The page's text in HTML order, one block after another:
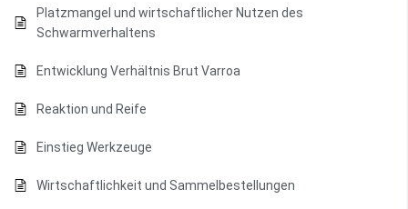
Platzmangel und wirtschaftlicher Nutzen des
Schwarmverhaltens
Entwicklung Verhältnis Brut Varroa
Reaktion und Reife
Einstieg Werkzeuge
Wirtschaftlichkeit und Sammelbestellungen